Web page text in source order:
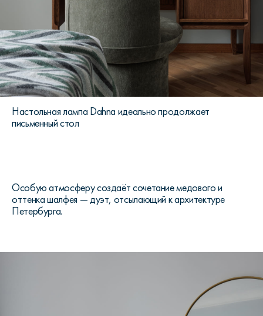
Настольная лампа Dahna идеально продолжает
письменный стол
Особую атмосферу создаёт сочетание медового и
оттенка шалфея — дуэт, отсылающий к архитектуре
Петербурга.